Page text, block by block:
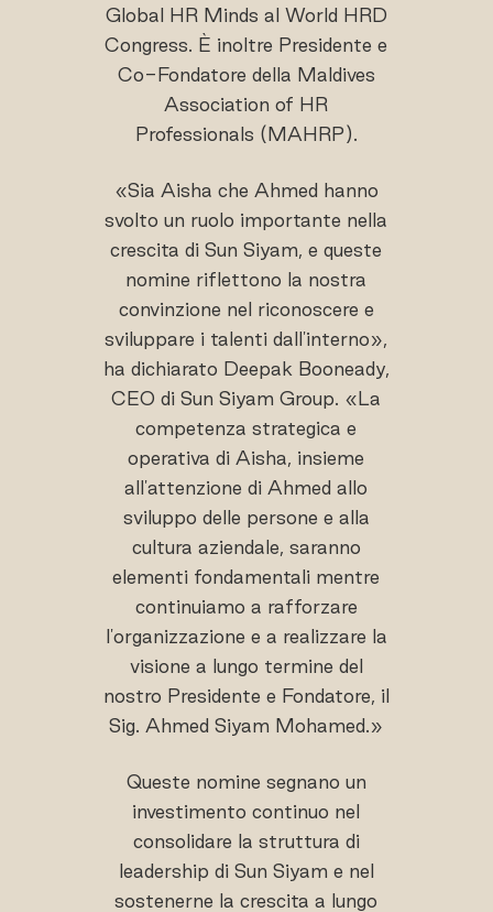
Global HR Minds al World HRD
Congress. È inoltre Presidente e
Co-Fondatore della Maldives
Association of HR
Professionals (MAHRP).
«Sia Aisha che Ahmed hanno
svolto un ruolo importante nella
crescita di Sun Siyam, e queste
nomine riflettono la nostra
convinzione nel riconoscere e
sviluppare i talenti dall'interno»,
ha dichiarato Deepak Booneady,
CEO di Sun Siyam Group. «La
competenza strategica e
operativa di Aisha, insieme
all'attenzione di Ahmed allo
sviluppo delle persone e alla
cultura aziendale, saranno
elementi fondamentali mentre
continuiamo a rafforzare
l'organizzazione e a realizzare la
visione a lungo termine del
nostro Presidente e Fondatore, il
Sig. Ahmed Siyam Mohamed.»
Queste nomine segnano un
investimento continuo nel
consolidare la struttura di
leadership di Sun Siyam e nel
sostenerne la crescita a lungo